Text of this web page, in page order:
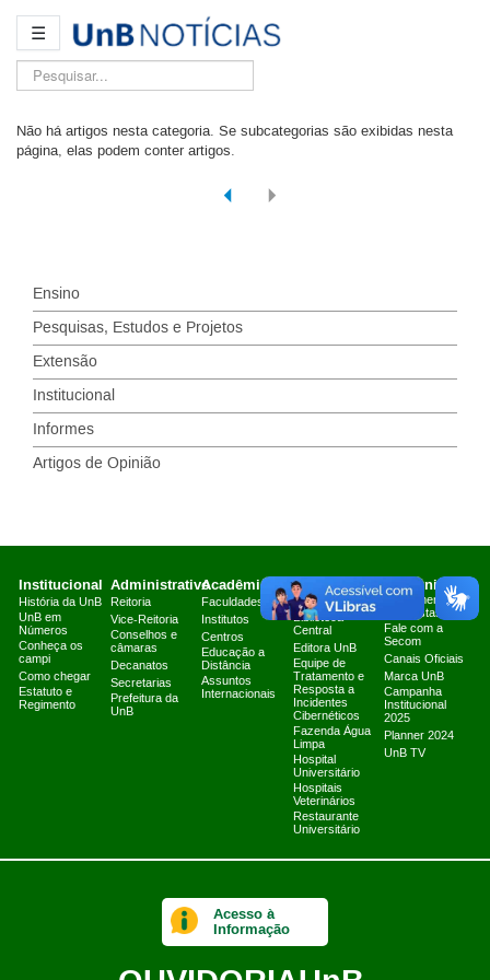
☰
Pesquisar...
Não há artigos nesta categoria. Se subcategorias são exibidas nesta
página, elas podem conter artigos.
Ensino
Pesquisas, Estudos e Projetos
Extensão
Institucional
Informes
Artigos de Opinião
Institucional
História da UnB
UnB em
Números
Conheça os
campi
Como chegar
Estatuto e
Regimento
Administrativo
Reitoria
Vice-Reitoria
Conselhos e
câmaras
Decanatos
Secretarias
Prefeitura da
UnB
Acadêmico
Faculdades
Institutos
Centros
Educação a
Distância
Assuntos
Internacionais
Serviços
Arquivo Central
Biblioteca
Central
Editora UnB
Equipe de
Tratamento e
Resposta a
Incidentes
Cibernéticos
Fazenda Água
Limpa
Hospital
Universitário
Hospitais
Veterinários
Restaurante
Universitário
Comunicação
Atendimento a
Jornalistas
Fale com a
Secom
Canais Oficiais
Marca UnB
Campanha
Institucional
2025
Planner 2024
UnB TV
Acesso à
Informação